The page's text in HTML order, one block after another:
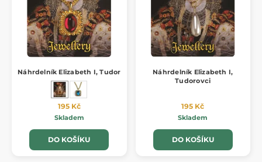
Náhrdelník Elizabeth I, Tudor
195 Kč
Skladem
DO KOŠÍKU
Náhrdelník Elizabeth I,
Tudorovci
195 Kč
Skladem
DO KOŠÍKU